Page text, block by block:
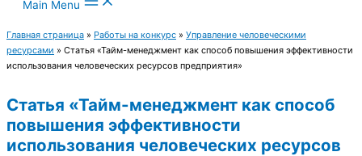
Main Menu
Главная страница » Работы на конкурс » Управление человеческими
ресурсами » Статья «Тайм-менеджмент как способ повышения эффективности
использования человеческих ресурсов предприятия»
Статья «Тайм-менеджмент как способ
повышения эффективности
использования человеческих ресурсов